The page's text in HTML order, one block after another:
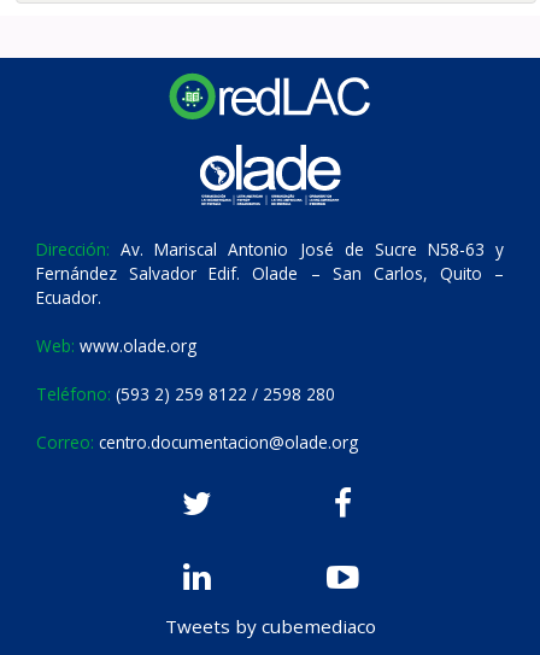
Dirección: Av. Mariscal Antonio José de Sucre N58-63 y
Fernández Salvador Edif. Olade – San Carlos, Quito –
Ecuador.
Web: www.olade.org
Teléfono: (593 2) 259 8122 / 2598 280
Correo: centro.documentacion@olade.org
Tweets by cubemediaco